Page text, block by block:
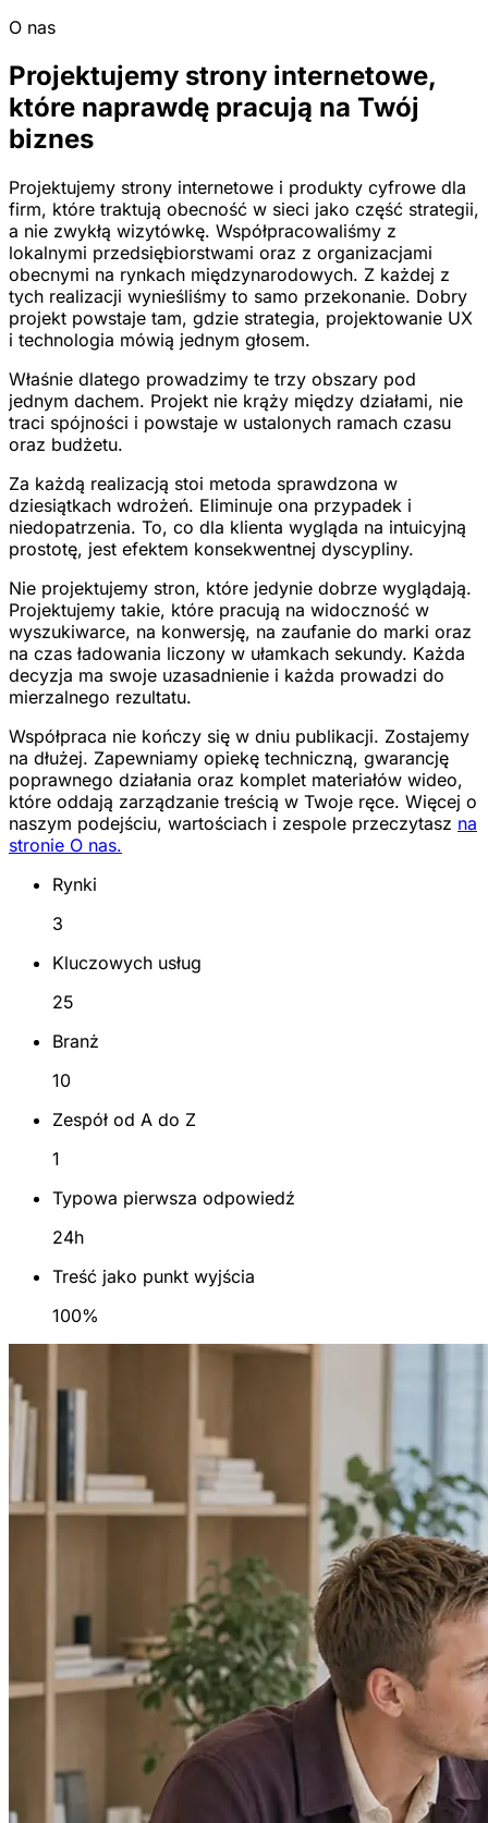
O nas
Projektujemy strony internetowe,
które naprawdę pracują na Twój
biznes
Projektujemy strony internetowe i produkty cyfrowe dla
firm, które traktują obecność w sieci jako część strategii,
a nie zwykłą wizytówkę. Współpracowaliśmy z
lokalnymi przedsiębiorstwami oraz z organizacjami
obecnymi na rynkach międzynarodowych. Z każdej z
tych realizacji wynieśliśmy to samo przekonanie. Dobry
projekt powstaje tam, gdzie strategia, projektowanie UX
i technologia mówią jednym głosem.
Właśnie dlatego prowadzimy te trzy obszary pod
jednym dachem. Projekt nie krąży między działami, nie
traci spójności i powstaje w ustalonych ramach czasu
oraz budżetu.
Za każdą realizacją stoi metoda sprawdzona w
dziesiątkach wdrożeń. Eliminuje ona przypadek i
niedopatrzenia. To, co dla klienta wygląda na intuicyjną
prostotę, jest efektem konsekwentnej dyscypliny.
Nie projektujemy stron, które jedynie dobrze wyglądają.
Projektujemy takie, które pracują na widoczność w
wyszukiwarce, na konwersję, na zaufanie do marki oraz
na czas ładowania liczony w ułamkach sekundy. Każda
decyzja ma swoje uzasadnienie i każda prowadzi do
mierzalnego rezultatu.
Współpraca nie kończy się w dniu publikacji. Zostajemy
na dłużej. Zapewniamy opiekę techniczną, gwarancję
poprawnego działania oraz komplet materiałów wideo,
które oddają zarządzanie treścią w Twoje ręce. Więcej o
naszym podejściu, wartościach i zespole przeczytasz na
stronie O nas.
Rynki
3
Kluczowych usług
25
Branż
10
Zespół od A do Z
1
Typowa pierwsza odpowiedź
24h
Treść jako punkt wyjścia
100%